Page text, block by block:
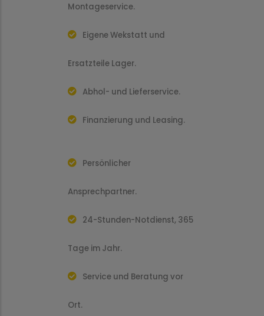
Montageservice.
Eigene Wekstatt und
Ersatzteile Lager.
Abhol- und Lieferservice.
Finanzierung und Leasing.
Persönlicher
Ansprechpartner.
24-Stunden-Notdienst, 365
Tage im Jahr.
Service und Beratung vor
Ort.